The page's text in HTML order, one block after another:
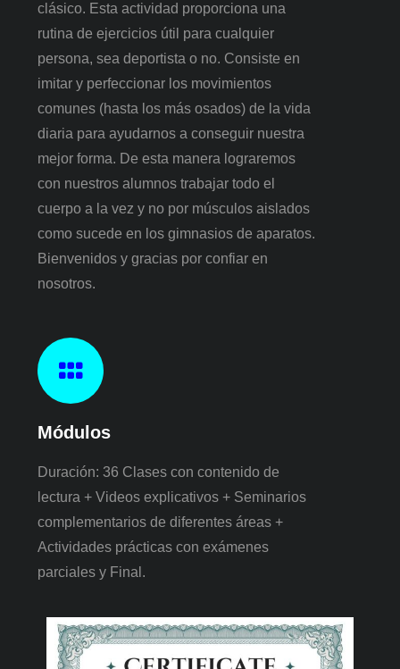
clásico. Esta actividad proporciona una
rutina de ejercicios útil para cualquier
persona, sea deportista o no. Consiste en
imitar y perfeccionar los movimientos
comunes (hasta los más osados) de la vida
diaria para ayudarnos a conseguir nuestra
mejor forma. De esta manera lograremos
con nuestros alumnos trabajar todo el
cuerpo a la vez y no por músculos aislados
como sucede en los gimnasios de aparatos.
Bienvenidos y gracias por confiar en
nosotros.
Módulos
Duración: 36 Clases con contenido de
lectura + Videos explicativos + Seminarios
complementarios de diferentes áreas +
Actividades prácticas con exámenes
parciales y Final.